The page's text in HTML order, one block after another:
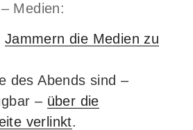
Medien:
Jammern die Medien zu
des Abends sind –
– über die
verlinkt.